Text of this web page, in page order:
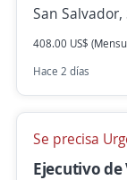
San
408.00 US$
Hace 2 días
Se precisa
Ejecutivo